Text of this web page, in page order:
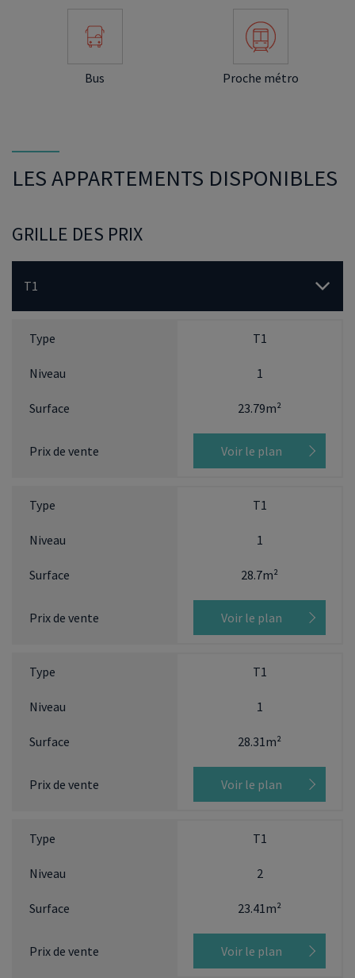
Bus Proche métro
LES APPARTEMENTS DISPONIBLES
GRILLE DES PRIX
T1
T1
1
23.79m²
Voir le plan
T1
1
28.7m²
Voir le plan
T1
1
28.31m²
Voir le plan
T1
2
23.41m²
Voir le plan